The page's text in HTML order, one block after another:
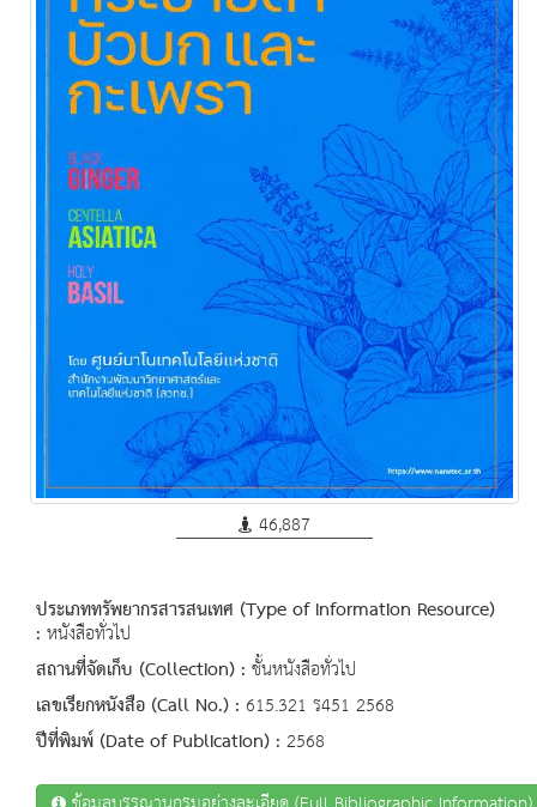
46,887
ประเภททรัพยากรสารสนเทศ (Type of Information Resource)
: หนังสือทั่วไป
สถานที่จัดเก็บ (Collection) : ชั้นหนังสือทั่วไป
เลขเรียกหนังสือ (Call No.) : 615.321 ร451 2568
ปีที่พิมพ์ (Date of Publication) : 2568